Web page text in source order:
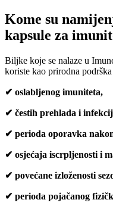
Kome su
kapsule za
Biljke koje se nalaze u
koriste kao prirodna
✔ oslabljenog imuniteta,
✔ čestih prehlada i
✔ perioda oporavka
✔ osjećaja iscrpljenosti i
✔ povećane izloženosti
✔ perioda pojačanog